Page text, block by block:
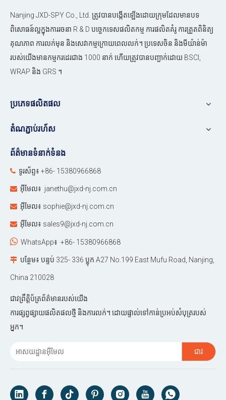
Nanjing JXD-SPY Co., Ltd. ត្រូវបានបង្កើតឡើងដោយក្រុមដែលមានបទ
ពិសោធន៍ល្អក្នុងការរចនា R & D បច្ចេកទេសផលិតកម្ម ការផលិតគំរូ ការត្រួតពិនិត្យ
គុណភាព ការលក់មុន និងសេវាកម្មក្រោយពេលលក់។ ប្រទេសចិន និងមីយ៉ាន់ម៉ា
របស់យើងមានកម្មករដេរជាង 1000 នាក់ ហើយត្រូវបានបញ្ជាក់ដោយ BSCI,
WRAP និង GRS ។
ប្រភេទផលិតផល
តំណភ្ជាប់រហ័ស
ព័ត៌មានទំនាក់ទំនង
 ទូរស័ព្ទ៖ +86- 15380966868
 អ៊ីមែល៖ janethu@jxd-nj.com.cn
 អ៊ីមែល៖ sophie@jxd-nj.com.cn
 អ៊ីមែល៖ sales9@jxd-nj.com.cn
 WhatsApp៖ +86- 15380966868
 បន្ថែម៖ បន្ទប់ 325- 336 ប្លុក A27 No.199 East Mufu Road, Nanjing,
China 210028
ជាវព្រឹត្តិប័ត្រព័ត៌មានរបស់យើង
ការផ្សព្វផ្សាយផលិតផលថ្មី និងការលក់។ ដោយផ្ទាល់ទៅកាន់ប្រអប់សំបុត្ររបស់
អ្នក។
ជាវ